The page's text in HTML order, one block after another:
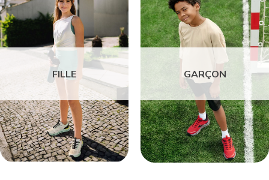
FILLE GARÇON